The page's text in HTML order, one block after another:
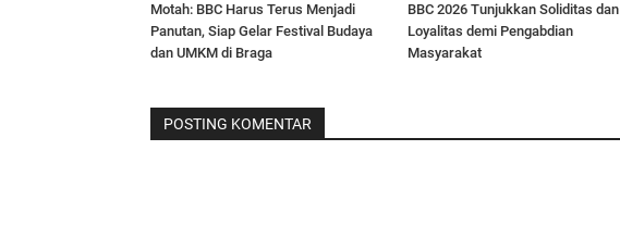
Motah: BBC Harus Terus Menjadi
Panutan, Siap Gelar Festival Budaya
dan UMKM di Braga
BBC 2026 Tunjukkan Soliditas dan
Loyalitas demi Pengabdian
Masyarakat
POSTING KOMENTAR